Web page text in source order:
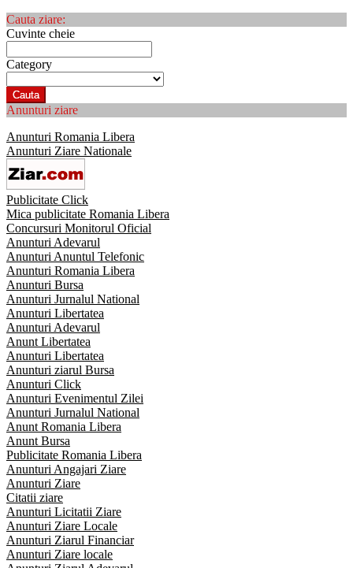
Cauta ziare:
Cuvinte cheie
Category
Cauta
Anunturi ziare
Anunturi Romania Libera
Anunturi Ziare Nationale
Publicitate Click
Mica publicitate Romania Libera
Concursuri Monitorul Oficial
Anunturi Adevarul
Anunturi Anuntul Telefonic
Anunturi Romania Libera
Anunturi Bursa
Anunturi Jurnalul National
Anunturi Libertatea
Anunturi Adevarul
Anunt Libertatea
Anunturi Libertatea
Anunturi ziarul Bursa
Anunturi Click
Anunturi Evenimentul Zilei
Anunturi Jurnalul National
Anunt Romania Libera
Anunt Bursa
Publicitate Romania Libera
Anunturi Angajari Ziare
Anunturi Ziare
Citatii ziare
Anunturi Licitatii Ziare
Anunturi Ziare Locale
Anunturi Ziarul Financiar
Anunturi Ziare locale